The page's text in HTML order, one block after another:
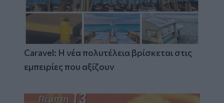
Caravel: Η νέα πολυτέλεια βρίσκεται στις
εμπειρίες που αξίζουν